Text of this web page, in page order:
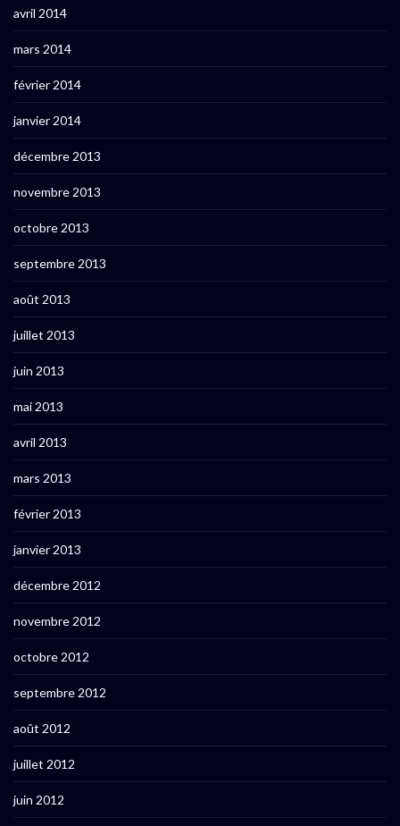
avril 2014
mars 2014
février 2014
janvier 2014
décembre 2013
novembre 2013
octobre 2013
septembre 2013
août 2013
juillet 2013
juin 2013
mai 2013
avril 2013
mars 2013
février 2013
janvier 2013
décembre 2012
novembre 2012
octobre 2012
septembre 2012
août 2012
juillet 2012
juin 2012